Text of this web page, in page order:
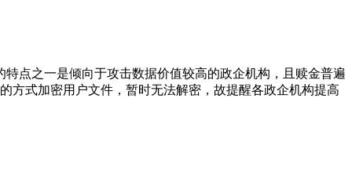
点之一是倾向于攻击数据价值较高的政企机构，且赎金普遍
方式加密用户文件，暂时无法解密，故提醒各政企机构提高